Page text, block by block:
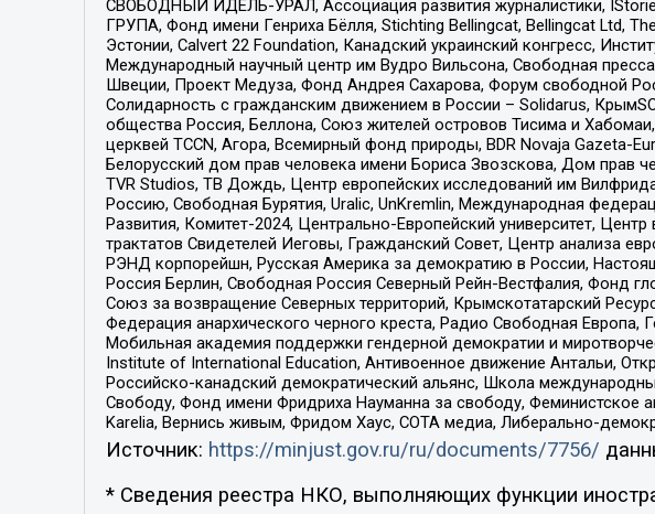
СВОБОДНЫЙ ИДЕЛЬ-УРАЛ, Ассоциация развития журналистики,
ГРУПА, Фонд имени Генриха Бёлля, Stichting Bellingcat, Bellingcat Ltd,
Эстонии, Calvert 22 Foundation, Канадский украинский конгресс,
Международный научный центр им Вудро Вильсона, Свободная
Швеции, Проект Медуза, Фонд Андрея Сахарова, Форум свободной
Солидарность с гражданским движением в России – Solidarus,
общества Россия, Беллона, Союз жителей островов Тисима и
церквей TCCN, Агора, Всемирный фонд природы, BDR Novaja Gazeta-
Белорусский дом прав человека имени Бориса Звозскова, Дом прав
TVR Studios, ТВ Дождь, Центр европейских исследований им
Россию, Свободная Бурятия, Uralic, UnKremlin, Международная
Развития, Комитет-2024, Центрально-Европейский университет,
трактатов Свидетелей Иеговы, Гражданский Совет, Центр анализа
РЭНД корпорейшн, Русская Америка за демократию в России,
Россия Берлин, Свободная Россия Северный Рейн-Вестфалия, Фонд
Союз за возвращение Северных территорий, Крымскотатарский
Федерация анархического черного креста, Радио Свободная
Мобильная академия поддержки гендерной демократии и
Institute of International Education, Антивоенное движение Антальи,
Российско-канадский демократический альянс, Школа
Свободу, Фонд имени Фридриха Науманна за свободу, Феминистское
Karelia, Вернись живым, Фридом Хаус, СОТА медиа, Либерально-
Источник: https://minjust.gov.ru/ru/documents/7756/
* Сведения реестра НКО, выполняющих функции